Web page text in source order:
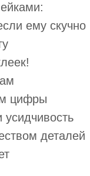
ему скучно
цифры
усидчивость
деталей